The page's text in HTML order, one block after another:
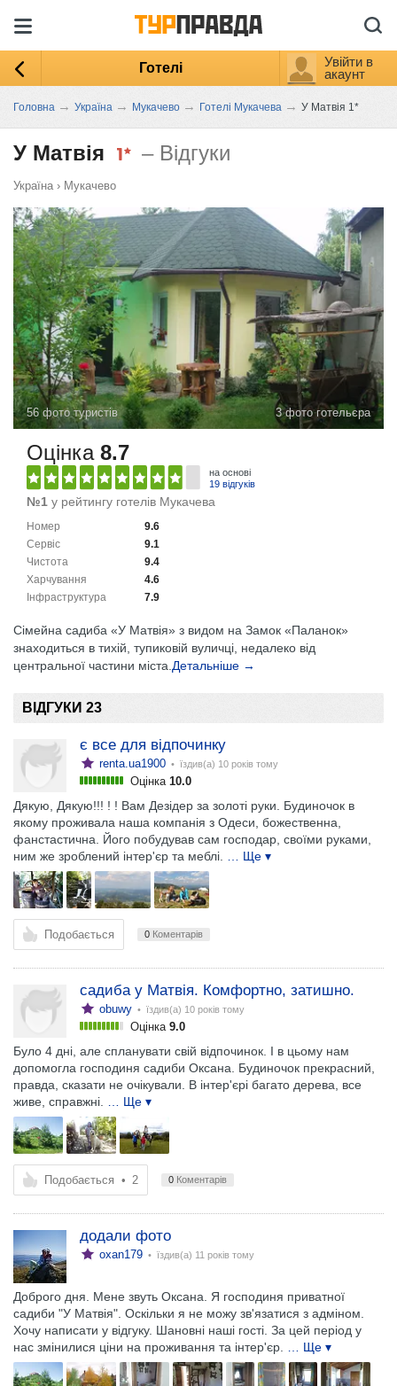
Готелі
Увійти в
акаунт
Головна → Україна → Мукачево → Готелі Мукачева → У Матвія 1*
У Матвія – Відгуки
Україна › Мукачево
56 фото туристів 3 фото готельєра
Оцінка 8.7
на основі
19 відгуків
№1 у рейтингу готелів Мукачева
9.6
Номер
9.1
Сервіс
9.4
Чистота
4.6
Харчування
7.9
Інфраструктура
Сімейна садиба «У Матвія» з видом на Замок «Паланок»
знаходиться в тихій, тупиковій вуличці, недалеко від
центральної частини міста. Детальніше →
ВІДГУКИ 23
є все для відпочинку
renta.ua1900 • їздив(а) 10 років тому
Оцінка 10.0
Дякую, Дякую!!! ! ! Вам Дезідер за золоті руки. Будиночок в
якому проживала наша компанія з Одеси, божественна,
фанстастична. Його побудував сам господар, своїми руками,
ним же зроблений інтер'єр та меблі.
… Ще ▾
Подобається 0 Коментарів
садиба у Матвія. Комфортно, затишно.
obuwy • їздив(а) 10 років тому
Оцінка 9.0
Було 4 дні, але спланувати свій відпочинок. І в цьому нам
допомогла господиня садиби Оксана. Будиночок прекрасний,
правда, сказати не очікували. В інтер'єрі багато дерева, все
живе, справжні.
… Ще ▾
Подобається • 2 0 Коментарів
додали фото
oxan179 • їздив(а) 11 років тому
Доброго дня. Мене звуть Оксана. Я господиня приватної
садиби "У Матвія". Оскільки я не можу зв'язатися з адміном.
Хочу написати у відгуку. Шановні наші гості. За цей період у
нас змінилися ціни на проживання та інтер'єр.
… Ще ▾